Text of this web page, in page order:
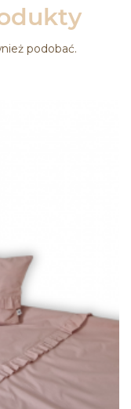
podobać.